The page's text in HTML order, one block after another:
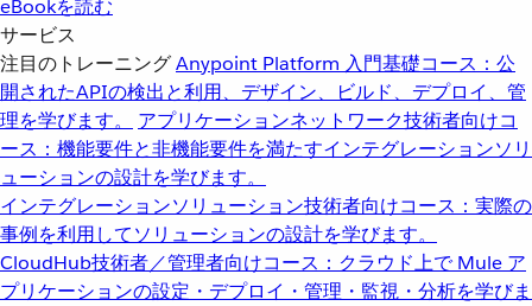
eBookを読む
サービス
注目のトレーニングAnypoint Platform 入門基礎コース：公
開されたAPIの検出と利用、デザイン、ビルド、デプロイ、管
理を学びます。
アプリケーションネットワーク技術者向けコ
ース：機能要件と非機能要件を満たすインテグレーションソリ
ューションの設計を学びます。
インテグレーションソリューション技術者向けコース：実際の
事例を利用してソリューションの設計を学びます。
CloudHub技術者／管理者向けコース：クラウド上で Mule ア
プリケーションの設定・デプロイ・管理・監視・分析を学びま